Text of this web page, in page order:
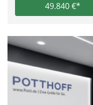
49.840 €*